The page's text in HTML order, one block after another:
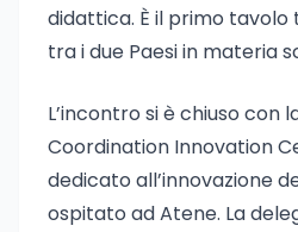
didattica. È il primo
tra i due Paesi in materia
L’incontro si è chiuso con
Coordination Innovation
dedicato all’innovazione
ospitato ad Atene. La